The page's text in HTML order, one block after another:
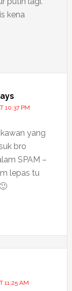
kena
10:37 PM
yang
bro
SPAM –
lepas tu
11:25 AM